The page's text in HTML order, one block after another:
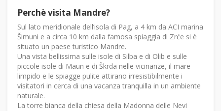
Perchè visita Mandre?
Sul lato meridionale dell’isola di Pag, a 4 km da ACI marina
Šimuni e a circa 10 km dalla famosa spiaggia di Zrće si è
situato un paese turistico Mandre.
Una vista bellissima sulle isole di Silba e di Olib e sulle
piccole isole di Maun e di Škrda nelle vicinanze, il mare
limpido e le spiagge pulite attirano irresistibilmente i
visitatori in cerca di una vacanza tranquilla in un ambiente
naturale.
La torre bianca della chiesa della Madonna delle Nevi